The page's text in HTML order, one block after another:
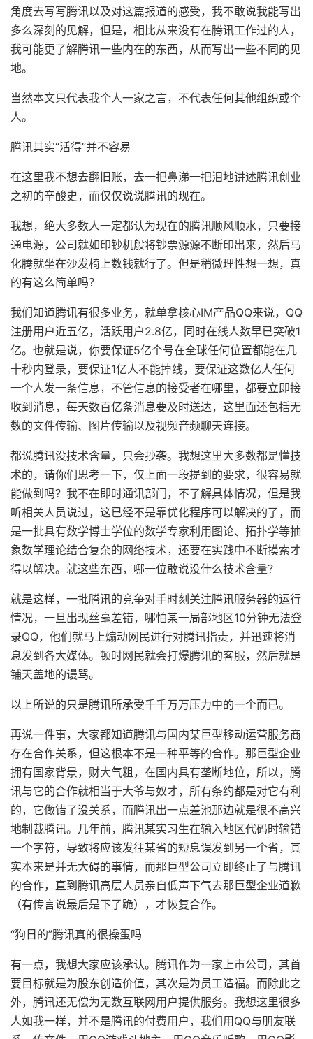
角度去写写腾讯以及对这篇报道的感受，我不敢说我能写出
多么深刻的见解，但是，相比从来没有在腾讯工作过的人，
我可能更了解腾讯一些内在的东西，从而写出一些不同的见
地。
当然本文只代表我个人一家之言，不代表任何其他组织或个
人。
腾讯其实“活得”并不容易
在这里我不想去翻旧账，去一把鼻涕一把泪地讲述腾讯创业
之初的辛酸史，而仅仅说说腾讯的现在。
我想，绝大多数人一定都认为现在的腾讯顺风顺水，只要接
通电源，公司就如印钞机般将钞票源源不断印出来，然后马
化腾就坐在沙发椅上数钱就行了。但是稍微理性想一想，真
的有这么简单吗？
我们知道腾讯有很多业务，就单拿核心IM产品QQ来说，QQ
注册用户近五亿，活跃用户2.8亿，同时在线人数早已突破1
亿。也就是说，你要保证5亿个号在全球任何位置都能在几
十秒内登录，要保证1亿人不能掉线，要保证这数亿人任何
一个人发一条信息，不管信息的接受者在哪里，都要立即接
收到消息，每天数百亿条消息要及时送达，这里面还包括无
数的文件传输、图片传输以及视频音频聊天连接。
都说腾讯没技术含量，只会抄袭。我想这里大多数都是懂技
术的，请你们思考一下，仅上面一段提到的要求，很容易就
能做到吗？我不在即时通讯部门，不了解具体情况，但是我
听相关人员说过，这已经不是靠优化程序可以解决的了，而
是一批具有数学博士学位的数学专家利用图论、拓扑学等抽
象数学理论结合复杂的网络技术，还要在实践中不断摸索才
得以解决。就这些东西，哪一位敢说没什么技术含量？
就是这样，一批腾讯的竞争对手时刻关注腾讯服务器的运行
情况，一旦出现丝毫差错，哪怕某一局部地区10分钟无法登
录QQ，他们就马上煽动网民进行对腾讯指责，并迅速将消
息发到各大媒体。顿时网民就会打爆腾讯的客服，然后就是
铺天盖地的谩骂。
以上所说的只是腾讯所承受千千万万压力中的一个而已。
再说一件事，大家都知道腾讯与国内某巨型移动运营服务商
存在合作关系，但这根本不是一种平等的合作。那巨型企业
拥有国家背景，财大气粗，在国内具有垄断地位，所以，腾
讯与它的合作就相当于大爷与奴才，所有条约都是对它有利
的，它做错了没关系，而腾讯出一点差池那边就是很不高兴
地制裁腾讯。几年前，腾讯某实习生在输入地区代码时输错
一个字符，导致将应该发往某省的短息误发到另一个省，其
实本来是并无大碍的事情，而那巨型公司立即终止了与腾讯
的合作，直到腾讯高层人员亲自低声下气去那巨型企业道歉
（有传言说最后是下了跪），才恢复合作。
“狗日的”腾讯真的很操蛋吗
有一点，我想大家应该承认。腾讯作为一家上市公司，其首
要目标就是为股东创造价值，其次是为员工造福。而除此之
外，腾讯还无偿为无数互联网用户提供服务。我想这里很多
人如我一样，并不是腾讯的付费用户，我们用QQ与朋友联